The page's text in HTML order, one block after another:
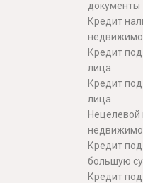
документы
Кредит
Кредит
лица
Кредит
лица
Нецелевой
Кредит
большую
Кредит